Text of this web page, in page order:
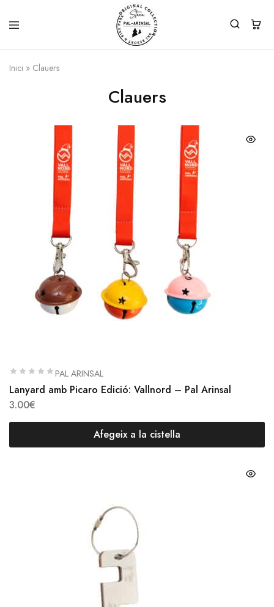
Inici » Clauers
Clauers
PAL ARINSAL
Lanyard amb Picaro Edició: Vallnord – Pal Arinsal
3.00€
Afegeix a la cistella